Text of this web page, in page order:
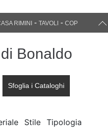
RIMINI - TAVOLI - COP
Bonaldo
Sfoglia i Cataloghi
Stile Tipologia